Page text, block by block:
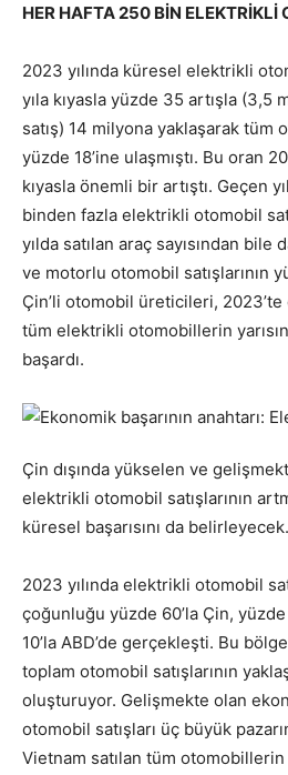
HER HAFTA 250 BİN
2023 yılında küresel elektrikli
yıla kıyasla yüzde 35 artışla (3,5
satış) 14 milyona yaklaşarak tüm
yüzde 18’ine ulaşmıştı. Bu oran
kıyasla önemli bir artıştı. Geçen
binden fazla elektrikli otomobil
yılda satılan araç sayısından bile
ve motorlu otomobil satışlarının
Çin’li otomobil üreticileri, 2023’te
tüm elektrikli otomobillerin
başardı.
Çin dışında yükselen ve
elektrikli otomobil satışlarının
küresel başarısını da belirleyecek.
2023 yılında elektrikli otomobil
çoğunluğu yüzde 60’la Çin,
10’la ABD’de gerçekleşti. Bu
toplam otomobil satışlarının
oluşturuyor. Gelişmekte olan
otomobil satışları üç büyük
Vietnam satılan tüm otomobillerin